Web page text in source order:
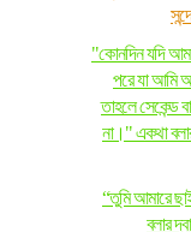
"কোনদিন যদি
পরে যা আমি
তাহলে সেকেন্ড
না।" একথা
“তুমি আমারে
বলার